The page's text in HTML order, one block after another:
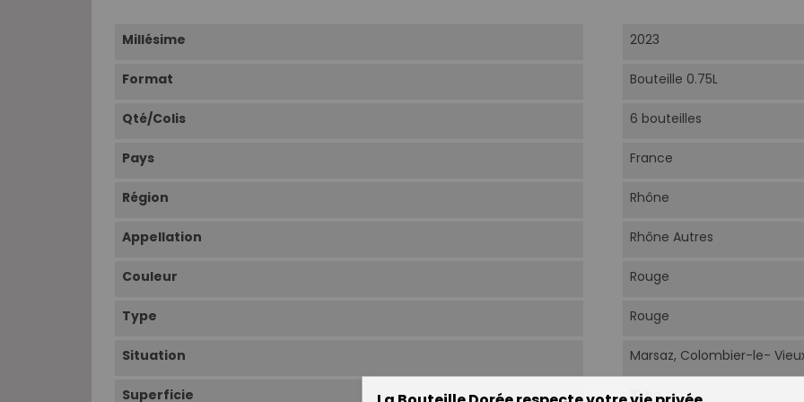
Millésime 2023
Format Bouteille 0.75L
Qté/Colis 6 bouteilles
Pays France
Région Rhône
Appellation Rhône Autres
Couleur Rouge
Type Rouge
Situation Marsaz, Colombier-le-
Superficie 10 ha.